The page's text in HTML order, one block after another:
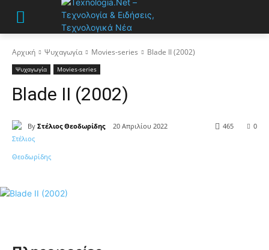
Αρχική Ψυχαγωγία Movies-series Blade II (2002)
Ψυχαγωγία Movies-series
Blade II (2002)
By Στέλιος Θεοδωρίδης 20 Απριλίου 2022 0
465